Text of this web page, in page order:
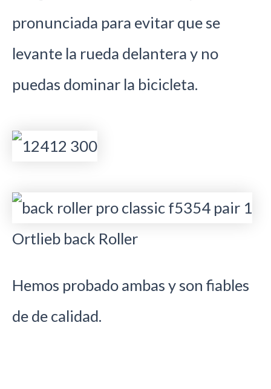
pronunciada para evitar que se
levante la rueda delantera y no
puedas dominar la bicicleta.
Ortlieb back Roller
Hemos probado ambas y son fiables
de de calidad.